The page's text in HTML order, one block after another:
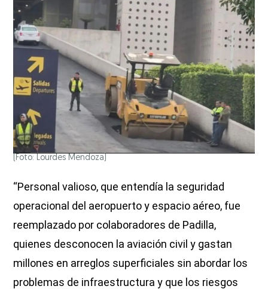
(Foto: Lourdes Mendoza)
“Personal valioso, que entendía la seguridad
operacional del aeropuerto y espacio aéreo, fue
reemplazado por colaboradores de Padilla,
quienes desconocen la aviación civil y gastan
millones en arreglos superficiales sin abordar los
problemas de infraestructura y que los riesgos